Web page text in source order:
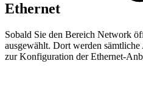
Ethernet
Sobald Sie den Bereich Network
ausgewählt. Dort werden
zur Konfiguration der Ethernet-